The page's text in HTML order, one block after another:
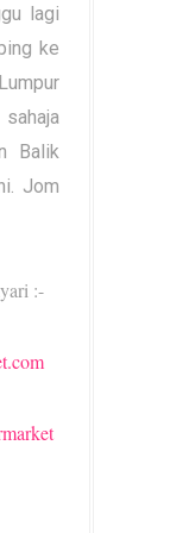
lagi
ke
Balik
Jom
:-